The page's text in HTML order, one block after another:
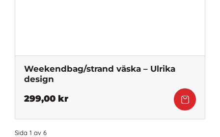
Weekendbag/strand väska – Ulrika
design
299,00 kr
Sida 1 av 6